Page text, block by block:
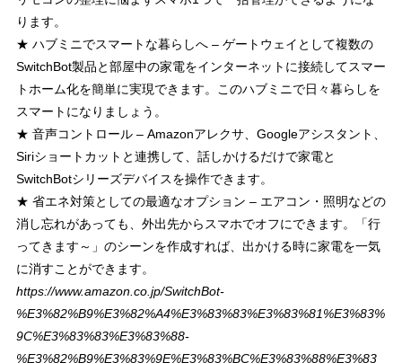
ります。
★ ハブミニでスマートな暮らしへ – ゲートウェイとして複数の
SwitchBot製品と部屋中の家電をインターネットに接続してスマー
トホーム化を簡単に実現できます。このハブミニで日々暮らしを
スマートになりましょう。
★ 音声コントロール – Amazonアレクサ、Googleアシスタント、
Siriショートカットと連携して、話しかけるだけで家電と
SwitchBotシリーズデバイスを操作できます。
★ 省エネ対策としての最適なオプション – エアコン・照明などの
消し忘れがあっても、外出先からスマホでオフにできます。「行
ってきます～」のシーンを作成すれば、出かける時に家電を一気
に消すことができます。
https://www.amazon.co.jp/SwitchBot-
%E3%82%B9%E3%82%A4%E3%83%83%E3%83%81%E3%83%
9C%E3%83%83%E3%83%88-
%E3%82%B9%E3%83%9E%E3%83%BC%E3%83%88%E3%83